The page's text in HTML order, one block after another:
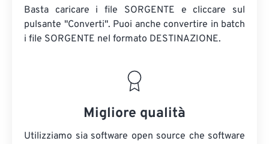
Basta caricare i file SORGENTE e cliccare sul
pulsante "Converti". Puoi anche convertire in batch
i file SORGENTE nel formato DESTINAZIONE.
Migliore qualità
Utilizziamo sia software open source che software